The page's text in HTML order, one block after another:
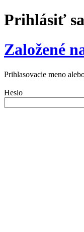
Prihlásiť sa
Založené
Prihlasovacie meno
Heslo